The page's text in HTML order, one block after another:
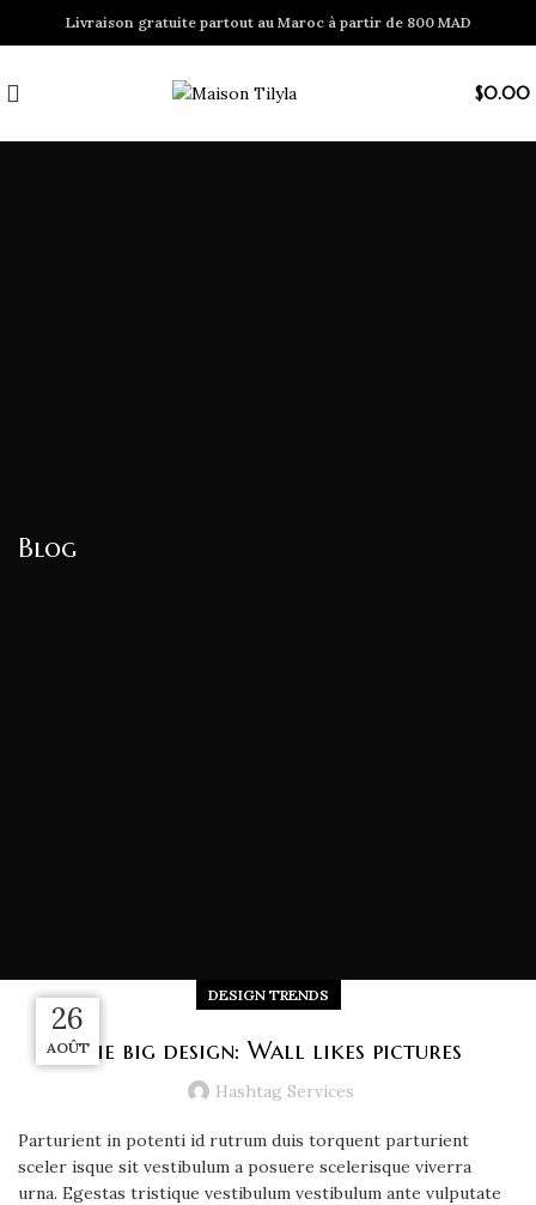
Livraison gratuite partout au Maroc à partir de 800 MAD
$0.00
Blog
DESIGN TRENDS
The big design: Wall likes pictures
Hashtag Services
Parturient in potenti id rutrum duis torquent parturient
sceler isque sit vestibulum a posuere scelerisque viverra
urna. Egestas tristique vestibulum vestibulum ante vulputate
27
AOÛT
27
AOÛT
27
AOÛT
26
AOÛT